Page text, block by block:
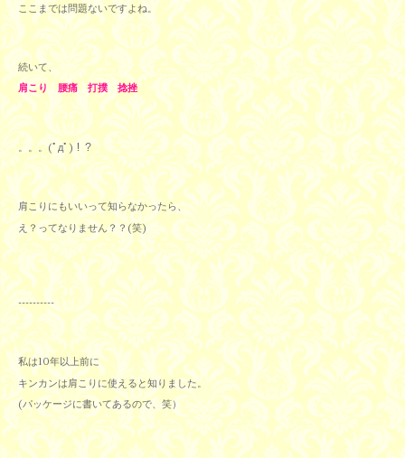
ここまでは問題ないですよね。
続いて、
肩こり 腰痛 打撲 捻挫
。。。(ﾟдﾟ)！？
肩こりにもいいって知らなかったら、
え？ってなりません？？(笑)
----------
私は10年以上前に
キンカンは肩こりに使えると知りました。
(パッケージに書いてあるので、笑）